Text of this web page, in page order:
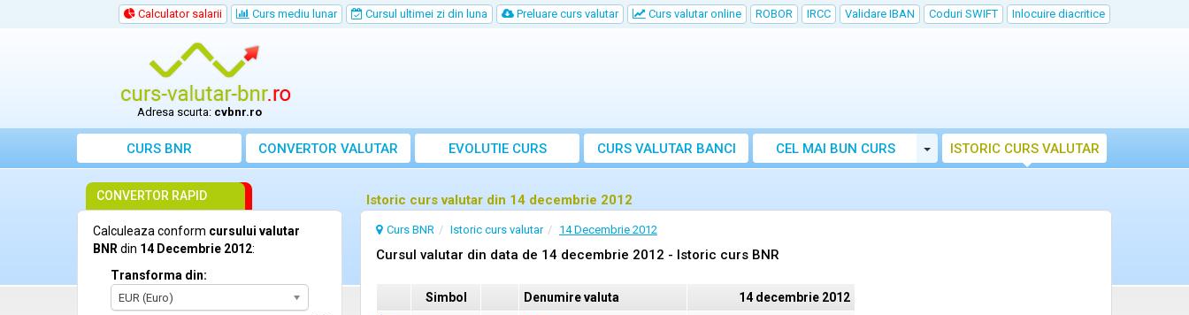
Calculator salarii Curs mediu lunar Cursul ultimei zi din luna Preluare curs valutar Curs valutar online ROBOR IRCC Validare IBAN Coduri SWIFT Inlocuire diacritice
Adresa scurta: cvbnr.ro
CURS BNR CONVERTOR VALUTAR EVOLUTIE CURS CURS VALUTAR BANCI CEL MAI BUN CURS Toggle Dropdown
ISTORIC CURS VALUTAR
Istoric curs valutar din 14 decembrie 2012
Curs BNR Istoric curs valutar 14 Decembrie 2012
Cursul valutar din data de 14 decembrie 2012 - Istoric curs BNR
Simbol Denumire valuta 14 decembrie 2012
CONVERTOR RAPID
Calculeaza conform cursului valutar
BNR din 14 Decembrie 2012:
Transforma din:
EUR (Euro)